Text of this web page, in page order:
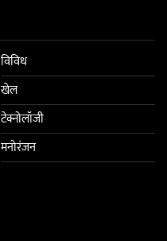
विविध
खेल
टेक्नोलॉजी
मनोरंजन